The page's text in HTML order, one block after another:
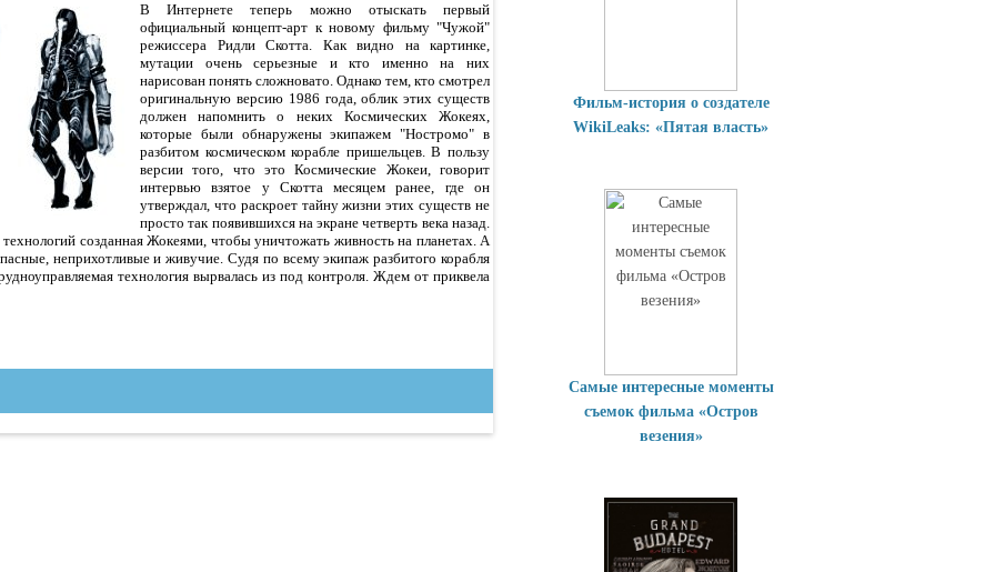
В Интернете теперь можно отыскать первый
официальный концепт-арт к новому фильму "Чужой"
режиссера Ридли Скотта. Как видно на картинке,
мутации очень серьезные и кто именно на них
нарисован понять сложновато. Однако тем, кто смотрел
оригинальную версию 1986 года, облик этих существ
должен напомнить о неких Космических Жокеях,
которые были обнаружены экипажем "Ностромо" в
разбитом космическом корабле пришельцев. В пользу
версии того, что это Космические Жокеи, говорит
интервью взятое у Скотта месяцем ранее, где он
утверждал, что раскроет тайну жизни этих существ не
просто так появившихся на экране четверть века назад.
созданная Жокеями, чтобы уничтожать живность на планетах. А
неприхотливые и живучие. Судя по всему экипаж разбитого корабля
технология вырвалась из под контроля. Ждем от приквела
Фильм-история о создателе
WikiLeaks: «Пятая власть»
Самые интересные моменты
съемок фильма «Остров
везения»